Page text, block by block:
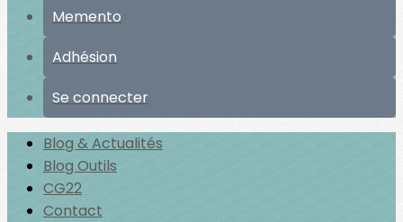
Memento
Adhésion
Se connecter
Blog & Actualités
Blog Outils
CG22
Contact